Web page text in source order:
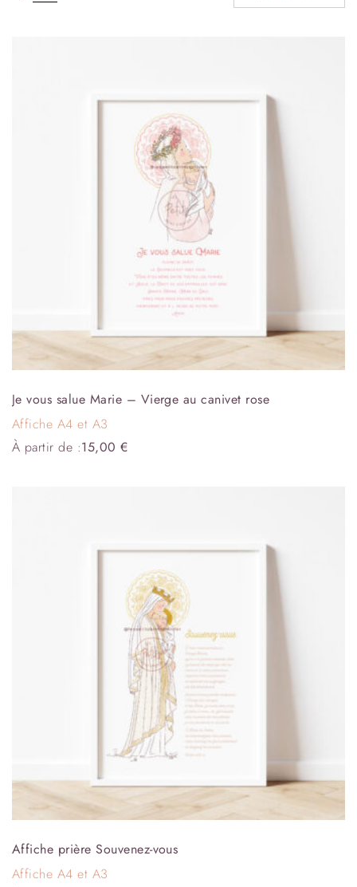
Je vous salue Marie – Vierge au canivet rose
Affiche A4 et A3
À partir de :15,00€
Affiche prière Souvenez-vous
Affiche A4 et A3